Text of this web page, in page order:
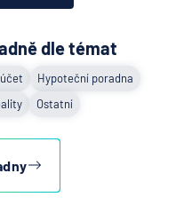
dle témat
Hypoteční poradna
Ostatní